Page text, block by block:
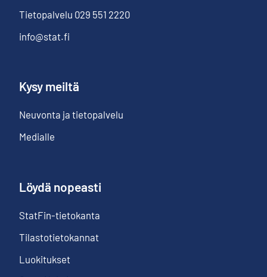
Tietopalvelu 029 551 2220
info@stat.fi
Kysy meiltä
Neuvonta ja tietopalvelu
Medialle
Löydä nopeasti
StatFin-tietokanta
Tilastotietokannat
Luokitukset